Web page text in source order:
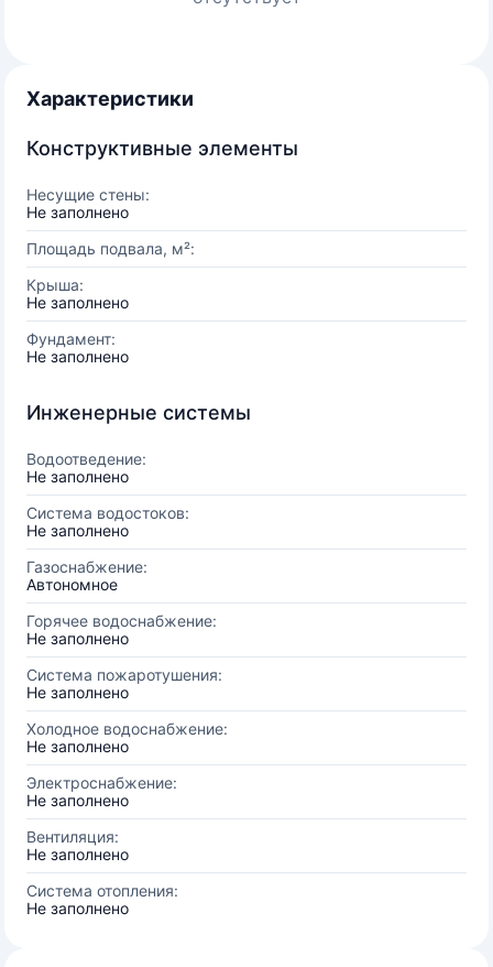
Характеристики
Конструктивные элементы
Несущие стены:
Не заполнено
Площадь подвала, м²:
Крыша:
Не заполнено
Фундамент:
Не заполнено
Инженерные системы
Водоотведение:
Не заполнено
Система водостоков:
Не заполнено
Газоснабжение:
Автономное
Горячее водоснабжение:
Не заполнено
Система пожаротушения:
Не заполнено
Холодное водоснабжение:
Не заполнено
Электроснабжение:
Не заполнено
Вентиляция:
Не заполнено
Система отопления:
Не заполнено